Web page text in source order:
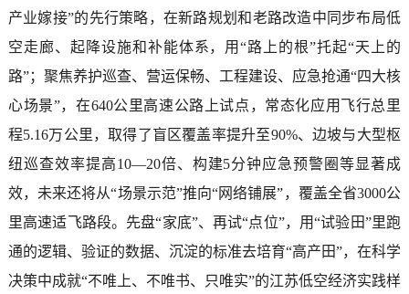
产业嫁接”的先行策略，在新路规划和老路改造中同步布局低
空走廊、起降设施和补能体系，用“路上的根”托起“天上的
路”；聚焦养护巡查、营运保畅、工程建设、应急抢通“四大核
心场景”，在640公里高速公路上试点，常态化应用飞行总里
程5.16万公里，取得了盲区覆盖率提升至90%、边坡与大型枢
纽巡查效率提高10—20倍、构建5分钟应急预警圈等显著成
效，未来还将从“场景示范”推向“网络铺展”，覆盖全省3000公
里高速适飞路段。先盘“家底”、再试“点位”，用“试验田”里跑
通的逻辑、验证的数据、沉淀的标准去培育“高产田”，在科学
决策中成就“不唯上、不唯书、只唯实”的江苏低空经济实践样